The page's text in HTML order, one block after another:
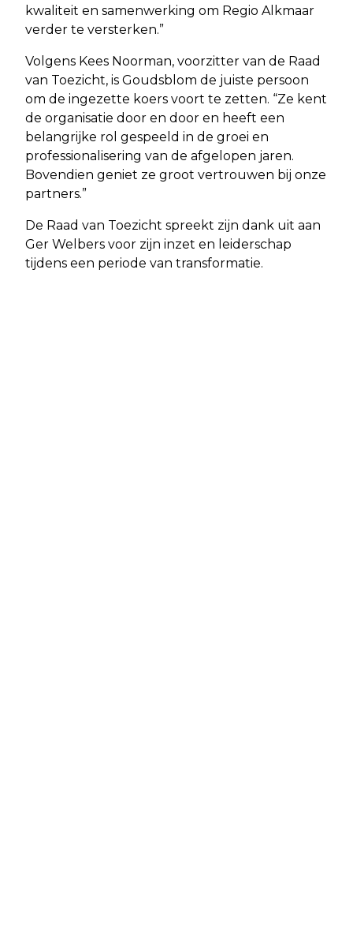
kwaliteit en samenwerking om Regio Alkmaar
verder te versterken.”
Volgens Kees Noorman, voorzitter van de Raad
van Toezicht, is Goudsblom de juiste persoon
om de ingezette koers voort te zetten. “Ze kent
de organisatie door en door en heeft een
belangrijke rol gespeeld in de groei en
professionalisering van de afgelopen jaren.
Bovendien geniet ze groot vertrouwen bij onze
partners.”
De Raad van Toezicht spreekt zijn dank uit aan
Ger Welbers voor zijn inzet en leiderschap
tijdens een periode van transformatie.